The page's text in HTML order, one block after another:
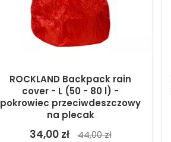
ROCKLAND Backpack rain
cover - L (50 - 80 l) -
pokrowiec przeciwdeszczowy
na plecak
34,00 zł 44,00 zł